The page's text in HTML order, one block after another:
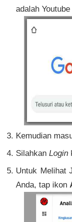
adalah
Kemudian
Silahkan Login
Untuk Melihat
Anda, tap ikon